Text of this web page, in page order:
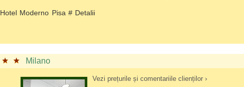
Hotel Moderno Pisa # Detalii
Milano
Vezi prețurile și comentariile clienților ›